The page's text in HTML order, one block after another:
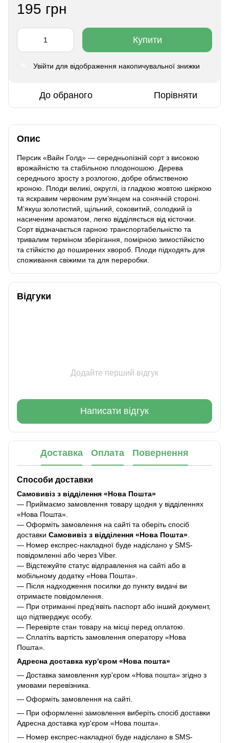
195 грн
Купити
Увійти для відображення накопичувальної знижки
До обраного Порівняти
Опис
Персик «Вайн Голд» — середньопізній сорт з високою
врожайністю та стабільною плодоношою. Дерева
середнього зросту з розлогою, добре облиственою
кроною. Плоди великі, округлі, із гладкою жовтою шкіркою
та яскравим червоним рум’янцем на сонячній стороні.
М’якуш золотистий, щільний, соковитий, солодкий із
насиченим ароматом, легко відділяється від кісточки.
Сорт відзначається гарною транспортабельністю та
тривалим терміном зберігання, помірною зимостійкістю
та стійкістю до поширених хвороб. Плоди підходять для
споживання свіжими та для переробки.
Відгуки
Додайте перший відгук
Написати відгук
Доставка Оплата Повернення
Способи доставки
Самовивіз з відділення «Нова Пошта»
— Приймаємо замовлення товару щодня у відділеннях
«Нова Пошта».
— Оформіть замовлення на сайті та оберіть спосіб
доставки Самовивіз з відділення «Нова Пошта»
— Номер експрес-накладної буде надіслано у SMS-
повідомленні або через Viber.
— Відстежуйте статус відправлення на сайті або в
мобільному додатку «Нова Пошта».
— Після надходження посилки до пункту видачі ви
отримаєте повідомлення.
— При отриманні пред’явіть паспорт або інший документ,
що підтверджує особу.
— Перевірте стан товару на місці перед оплатою.
— Сплатіть вартість замовлення оператору «Нова
Пошта».
Адресна доставка кур'єром «Нова пошта»
— Доставка замовлення кур'єром «Нова пошта» згідно з
умовами перевізника.
— Оформіть замовлення на сайті.
— При оформленні замовлення виберіть спосіб доставки
Адресна доставка кур'єром «Нова пошта».
— Номер експрес-накладної буде надіслано в SMS-